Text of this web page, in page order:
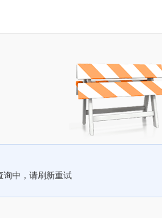
询中，请刷新重试